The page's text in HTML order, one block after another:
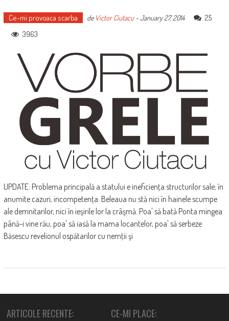
Ce-mi provoaca scarba de Victor Ciutacu-January 27, 2014
25
3963
UPDATE: Problema principală a statului e ineficienţa structurilor sale; în
anumite cazuri, incompetenţa. Beleaua nu stă nici în hainele scumpe
ale demnitarilor, nici în ieşirile lor la crâşmă. Poa' să bată Ponta mingea
până-i vine rău, poa' să iasă la mama locantelor, poa' să serbeze
Băsescu revelionul ospătarilor cu nemţii şi
ARTICOLE RECENTE: CE-MI PLACE: